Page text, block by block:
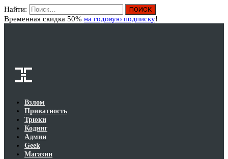
Найти:
Временная скидка 50% на годовую подписку!
Взлом
Приватность
Трюки
Кодинг
Админ
Geek
Магазин